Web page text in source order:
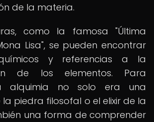
de la materia.
como la famosa "Última
Lisa", se pueden encontrar
y referencias a la
de los elementos. Para
alquimia no solo era una
piedra filosofal o el elixir de la
una forma de comprender